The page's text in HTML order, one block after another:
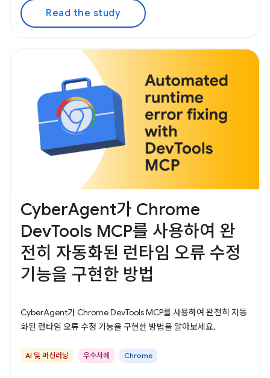
Read the study
CyberAgent가 Chrome
DevTools MCP를 사용하여 완
전히 자동화된 런타임 오류 수정
기능을 구현한 방법
CyberAgent가 Chrome DevTools MCP를 사용하여 완전히 자동
화된 런타임 오류 수정 기능을 구현한 방법을 알아보세요.
AI 및 머신러닝 우수사례 Chrome